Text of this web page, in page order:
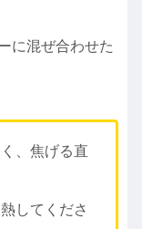
に混ぜ合わせた
、焦げる直
してくださ